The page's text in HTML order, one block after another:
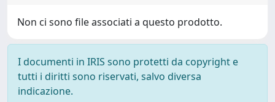
Non ci sono file associati a questo prodotto.
I documenti in IRIS sono protetti da copyright e
tutti i diritti sono riservati, salvo diversa
indicazione.